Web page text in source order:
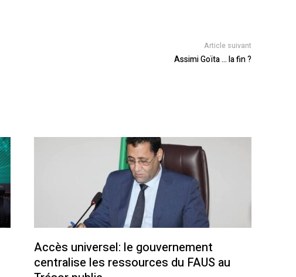
Article suivant
Assimi Goïta … la fin ?
Accès universel: le gouvernement
centralise les ressources du FAUS au